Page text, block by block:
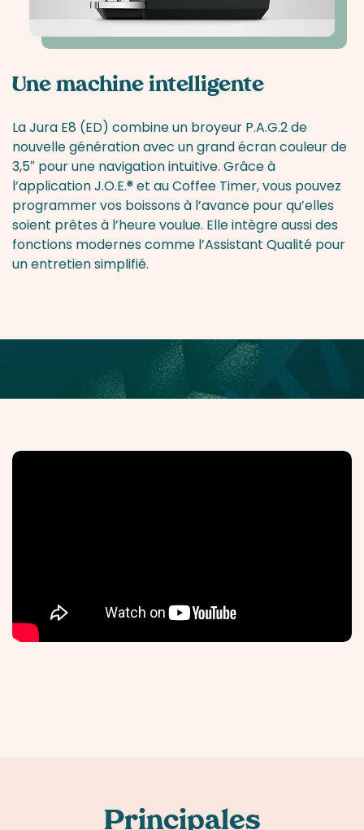
Une machine intelligente
La Jura E8 (ED) combine un broyeur P.A.G.2 de
nouvelle génération avec un grand écran couleur de
3,5″ pour une navigation intuitive. Grâce à
l’application J.O.E.® et au Coffee Timer, vous pouvez
programmer vos boissons à l’avance pour qu’elles
soient prêtes à l’heure voulue. Elle intègre aussi des
fonctions modernes comme l’Assistant Qualité pour
un entretien simplifié.